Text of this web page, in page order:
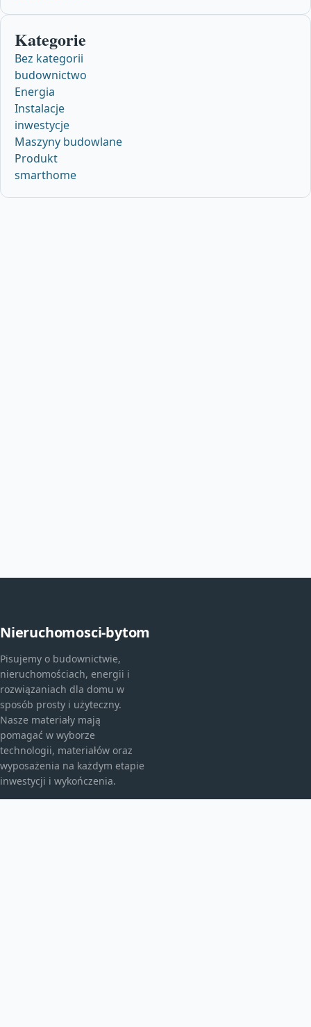
Kategorie
Bez kategorii
budownictwo
Energia
Instalacje
inwestycje
Maszyny budowlane
Produkt
smarthome
Nieruchomosci-bytom
Pisujemy o budownictwie,
nieruchomościach, energii i
rozwiązaniach dla domu w
sposób prosty i użyteczny.
Nasze materiały mają
pomagać w wyborze
technologii, materiałów oraz
wyposażenia na każdym etapie
inwestycji i wykończenia.